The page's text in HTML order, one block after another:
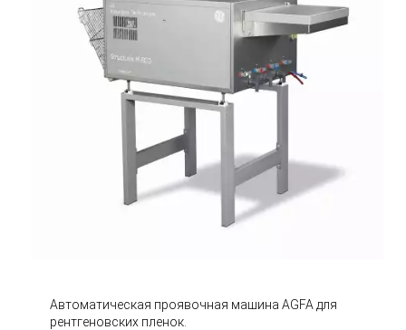
Автоматическая проявочная машина AGFA для
рентгеновских пленок.